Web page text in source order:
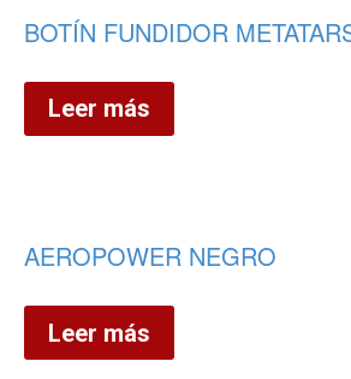
BOTÍN FUNDIDOR
Leer más
AEROPOWER NEGRO
Leer más